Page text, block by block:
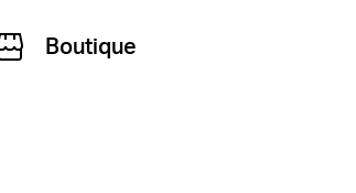
Boutique